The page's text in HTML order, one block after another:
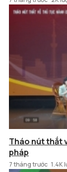
Tháo nút thắt
pháp
7 tháng trước 1.4K